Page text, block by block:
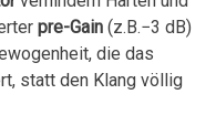
pre-Gain(z.B.−3 dB)
die das
statt den Klang völlig